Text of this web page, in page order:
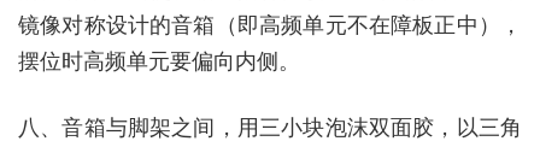
镜像对称设计的音箱（即高频单元不在障板正中），
摆位时高频单元要偏向内侧。
八、音箱与脚架之间，用三小块泡沫双面胶，以三角